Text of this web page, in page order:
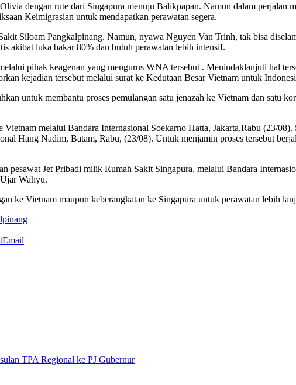
dengan rute dari Singapura menuju Balikpapan. Namun dalam perjalan
Keimigrasian untuk mendapatkan perawatan segera.
Siloam Pangkalpinang. Namun, nyawa Nguyen Van Trinh, tak bisa
akibat luka bakar 80% dan butuh perawatan lebih intensif.
pihak keagenan yang mengurus WNA tersebut . Menindaklanjuti hal
kejadian tersebut melalui surat ke Kedutaan Besar Vietnam untuk
untuk membantu proses pemulangan satu jenazah ke Vietnam dan satu
melalui Bandara Internasional Soekarno Hatta, Jakarta,Rabu (23/
Hang Nadim, Batam, Rabu, (23/08). Untuk menjamin proses tersebut
pesawat Jet Pribadi milik Rumah Sakit Singapura, melalui Bandara
Wahyu.
ke Vietnam maupun keberangkatan ke Singapura untuk perawatan lebih
Email
TPA Regional ke PJ Gubernur